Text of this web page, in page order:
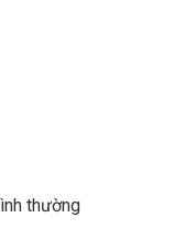
thường